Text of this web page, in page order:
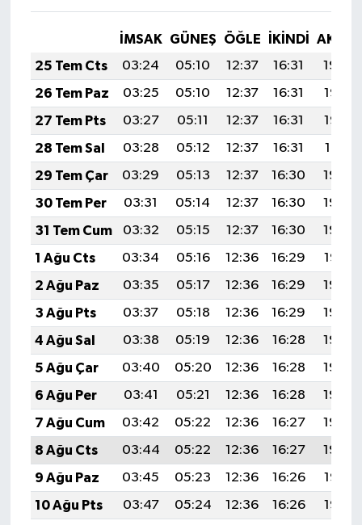
İMSAK GÜNEŞ ÖĞLE İKINDI
25 Tem Cts
03:24 05:10 12:37 16:31
19:54
26 Tem Paz
03:25 05:10 12:37 16:31
19:53
27 Tem Pts
03:27 05:11 12:37 16:31
19:52
28 Tem Sal
03:28 05:12 12:37 16:31
19:51
29 Tem Çar
03:29 05:13 12:37 16:30
19:50
30 Tem Per
03:31 05:14 12:37 16:30
19:49
31 Tem Cum
03:32 05:15 12:37 16:30
19:48
1 Ağu Cts
03:34 05:16 12:36 16:29
19:47
2 Ağu Paz
03:35 05:17 12:36 16:29
19:46
3 Ağu Pts
03:37 05:18 12:36 16:29
19:45
4 Ağu Sal
03:38 05:19 12:36 16:28
19:44
5 Ağu Çar
03:40 05:20 12:36 16:28
19:43
6 Ağu Per
03:41 05:21 12:36 16:28
19:42
7 Ağu Cum
03:42 05:22 12:36 16:27
19:40
8 Ağu Cts
03:44 05:22 12:36 16:27
19:39
9 Ağu Paz
03:45 05:23 12:36 16:26
19:38
10 Ağu Pts
03:47 05:24 12:36 16:26
19:37